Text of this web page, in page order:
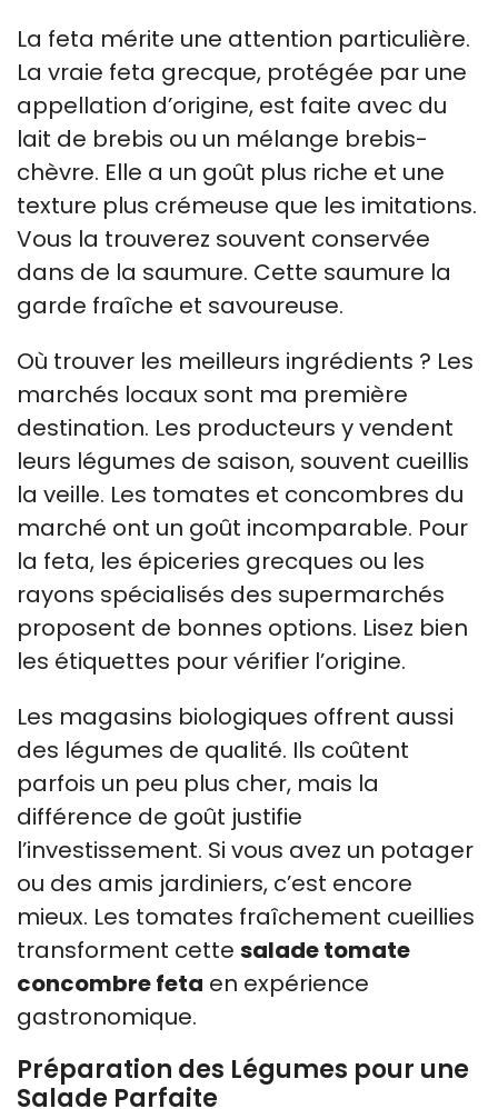
La feta mérite une attention particulière.
La vraie feta grecque, protégée par une
appellation d’origine, est faite avec du
lait de brebis ou un mélange brebis-
chèvre. Elle a un goût plus riche et une
texture plus crémeuse que les imitations.
Vous la trouverez souvent conservée
dans de la saumure. Cette saumure la
garde fraîche et savoureuse.
Où trouver les meilleurs ingrédients ? Les
marchés locaux sont ma première
destination. Les producteurs y vendent
leurs légumes de saison, souvent cueillis
la veille. Les tomates et concombres du
marché ont un goût incomparable. Pour
la feta, les épiceries grecques ou les
rayons spécialisés des supermarchés
proposent de bonnes options. Lisez bien
les étiquettes pour vérifier l’origine.
Les magasins biologiques offrent aussi
des légumes de qualité. Ils coûtent
parfois un peu plus cher, mais la
différence de goût justifie
l’investissement. Si vous avez un potager
ou des amis jardiniers, c’est encore
mieux. Les tomates fraîchement cueillies
transforment cette salade tomate
concombre feta en expérience
gastronomique.
Préparation des Légumes pour une
Salade Parfaite